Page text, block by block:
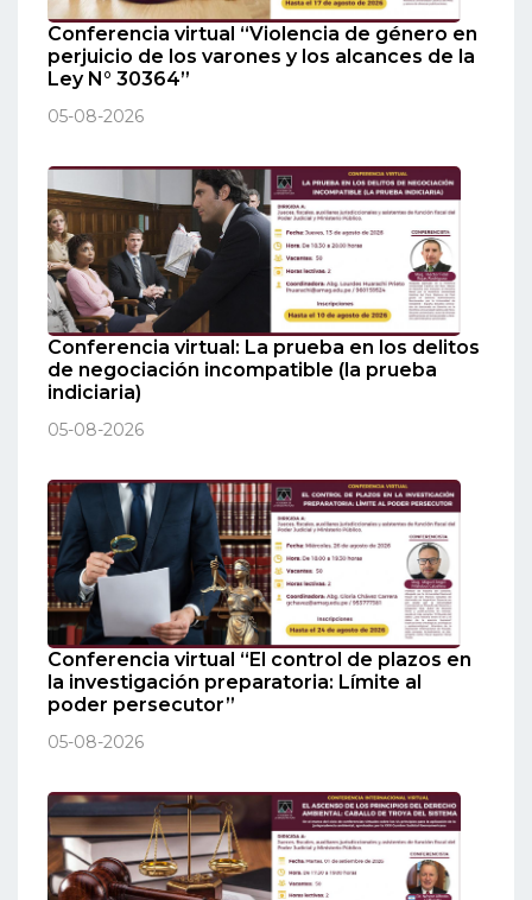
Conferencia virtual “Violencia de género en
perjuicio de los varones y los alcances de la
Ley N° 30364”
05-08-2026
Conferencia virtual: La prueba en los delitos
de negociación incompatible (la prueba
indiciaria)
05-08-2026
Conferencia virtual “El control de plazos en
la investigación preparatoria: Límite al
poder persecutor”
05-08-2026